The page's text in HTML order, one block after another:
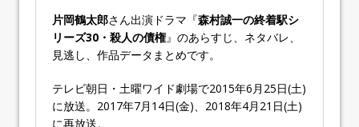
片岡鶴太郎さん出演ドラマ『森村誠一の終着駅シ
リーズ30・殺人の債権』のあらすじ、ネタバレ、
見逃し、作品データまとめです。
テレビ朝日・土曜ワイド劇場で2015年6月25日(土)
に放送。2017年7月14日(金)、2018年4月21日(土)
に再放送。